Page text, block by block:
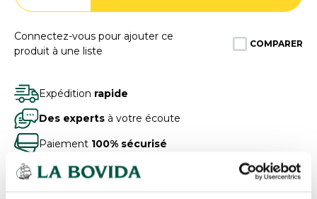
Connectez-vous pour ajouter ce
produit à une liste
COMPARER
Expédition rapide
Des experts à votre écoute
Paiement 100% sécurisé
Devisgratuits